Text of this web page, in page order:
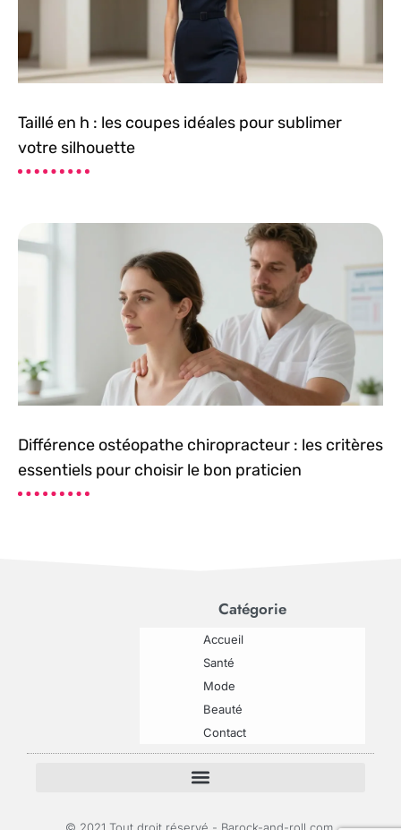
Taillé en h : les coupes idéales pour sublimer
votre silhouette
Différence ostéopathe chiropracteur : les critères
essentiels pour choisir le bon praticien
Catégorie
Accueil
Santé
Mode
Beauté
Contact
© 2021 Tout droit réservé - Barock-and-roll.com.